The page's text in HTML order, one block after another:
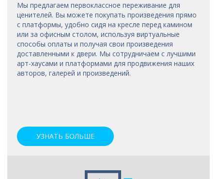
Мы предлагаем первоклассное переживание для
ценителей. Вы можете покупать произведения прямо
с платформы, удобно сидя на кресле перед камином
или за офисным столом, используя виртуальные
способы оплаты и получая свои произведения
доставленными к двери. Мы сотрудничаем с лучшими
арт-хаусами и платформами для продвижения наших
авторов, галерей и произведений.
УЗНАТЬ БОЛЬШЕ